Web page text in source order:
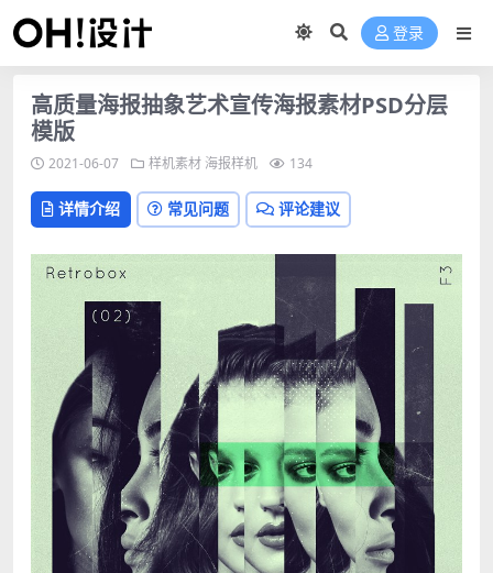
登录
高质量海报抽象艺术宣传海报素材PSD分层
模版
2021-06-07 样机素材 海报样机 134
详情介绍 常见问题 评论建议